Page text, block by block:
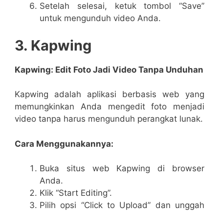
Setelah selesai, ketuk tombol “Save”
untuk mengunduh video Anda.
3. Kapwing
Kapwing: Edit Foto Jadi Video Tanpa Unduhan
Kapwing adalah aplikasi berbasis web yang
memungkinkan Anda mengedit foto menjadi
video tanpa harus mengunduh perangkat lunak.
Cara Menggunakannya:
Buka situs web Kapwing di browser
Anda.
Klik “Start Editing”.
Pilih opsi “Click to Upload” dan unggah